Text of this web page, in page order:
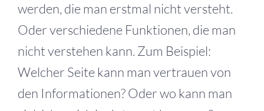
werden, die man erstmal nicht versteht.
Oder verschiedene Funktionen, die man
nicht verstehen kann. Zum Beispiel:
Welcher Seite kann man vertrauen von
den Informationen? Oder wo kann man